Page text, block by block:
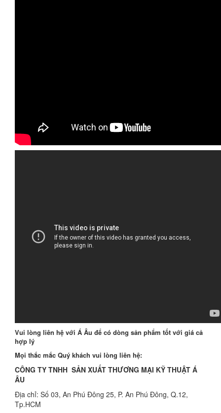
Vui lòng liên hệ với Á Âu để có dòng sản phẩm tốt với giá cả
hợp lý
Mọi thắc mắc Quý khách vui lòng liên hệ:
CÔNG TY TNHH SẢN XUẤT THƯƠNG MẠI KỸ THUẬT Á
ÂU
Địa chỉ: Số 03, An Phú Đông 25, P. An Phú Đông, Q.12,
Tp.HCM